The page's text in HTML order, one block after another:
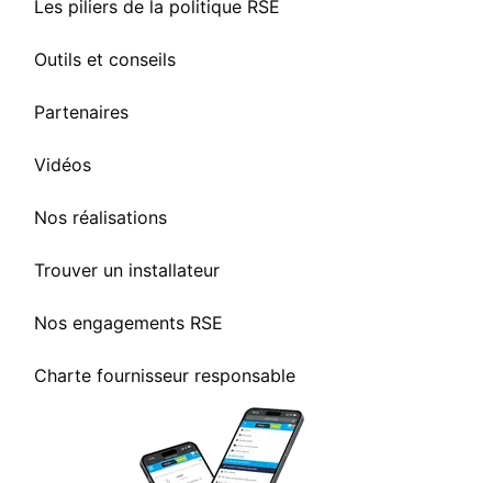
Les piliers de la politique RSE
Outils et conseils
Partenaires
Vidéos
Nos réalisations
Trouver un installateur
Nos engagements RSE
Charte fournisseur responsable